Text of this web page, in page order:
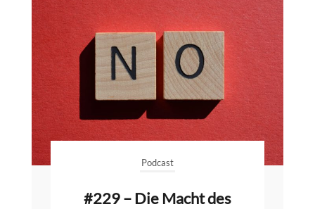
Podcast
#229 – Die Macht des